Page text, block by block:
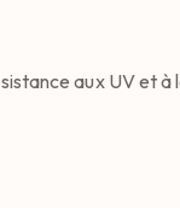
aux UV et à